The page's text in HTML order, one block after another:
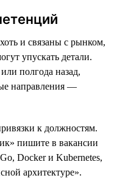
и связаны с рынком,
упускать детали.
полгода назад,
направления —
к должностям.
пишите в вакансии
Docker и Kubernetes,
архитектуре».